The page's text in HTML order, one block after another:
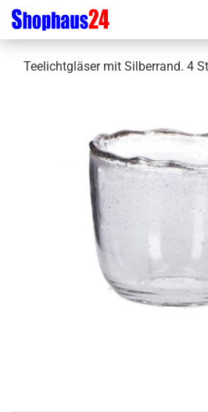
Teelichtgläser mit Silberrand. 4